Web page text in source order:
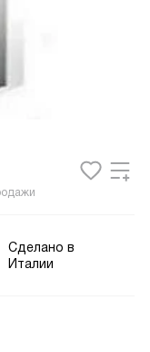
Сделано в
Италии